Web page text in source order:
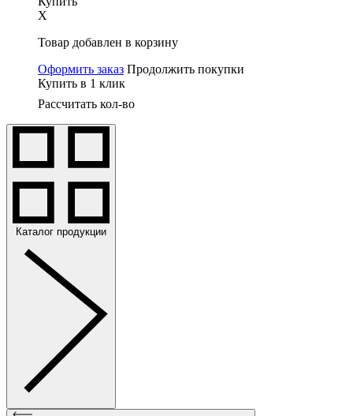
X
Товар добавлен в корзину
Оформить заказ Продолжить покупки
Купить в 1 клик
Рассчитать кол-во
Каталог продукции